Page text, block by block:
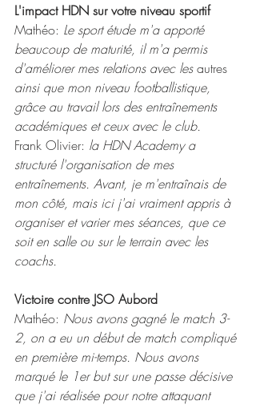
L'impact HDN sur votre niveau sportif
Mathéo: Le sport étude m'a apporté
beaucoup de maturité, il m'a permis
d'améliorer mes relations avec les autres
ainsi que mon niveau footballistique,
grâce au travail lors des entraînements
académiques et ceux avec le club.
Frank Olivier: la HDN Academy a
structuré l'organisation de mes
entraînements. Avant, je m'entraînais de
mon côté, mais ici j'ai vraiment appris à
organiser et varier mes séances, que ce
soit en salle ou sur le terrain avec les
coachs.
Victoire contre JSO Aubord
Mathéo: Nous avons gagné le match 3-
2, on a eu un début de match compliqué
en première mi-temps. Nous avons
marqué le 1er but sur une passe décisive
que j'ai réalisée pour notre attaquant